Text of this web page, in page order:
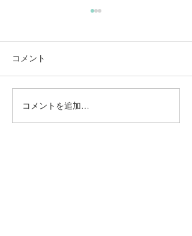
動かないところに、中心
がある。——ロジャース
コメント
コメントを追加…